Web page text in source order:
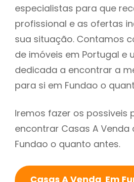
especialistas para que
profissional e as ofertas
sua situação. Contamos
de imóveis em Portugal e
dedicada a encontrar a
para si em Fundao o
Iremos fazer os possiveis
encontrar Casas A Venda
Fundao o quanto antes.
Casas A Venda Em